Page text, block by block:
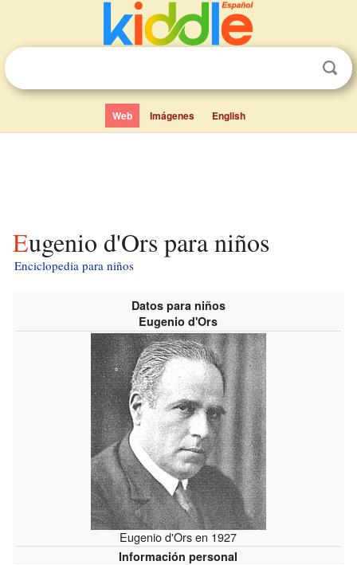
Web Imágenes English
Eugenio d'Ors para niños
Enciclopedia para niños
Datos para niños
Eugenio d'Ors
Eugenio d'Ors en 1927
Información personal